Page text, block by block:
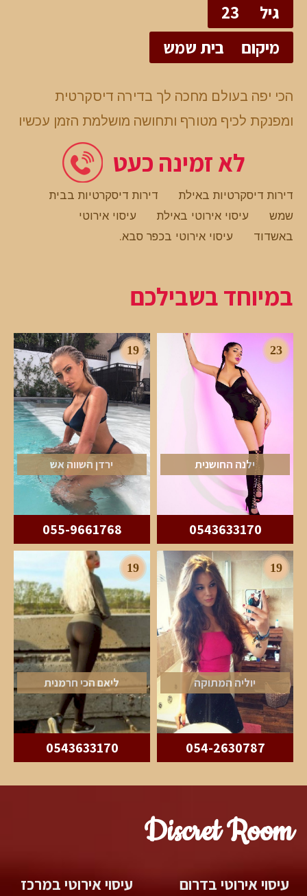
גיל
23
מיקום
בית שמש
הכי יפה בעולם מחכה לך בדירה דיסקרטית
ומפנקת לכיף מטורף ותחושה מושלמת הזמן עכשיו
לא זמינה כעט
דירות דיסקרטיות באילת
דירות דיסקרטיות בבית
שמש
עיסוי אירוטי באילת
עיסוי אירוטי
באשדוד
עיסוי אירוטי בכפר סבא.
במיוחד בשבילכם
23
ילנה החושנית
0543633170
19
ירדן השווה אש
055-9661768
19
יוליה המתוקה
054-2630787
19
ליאם הכי חרמנית
0543633170
Discret Room
עיסוי אירוטי בדרום עיסוי אירוטי במרכז